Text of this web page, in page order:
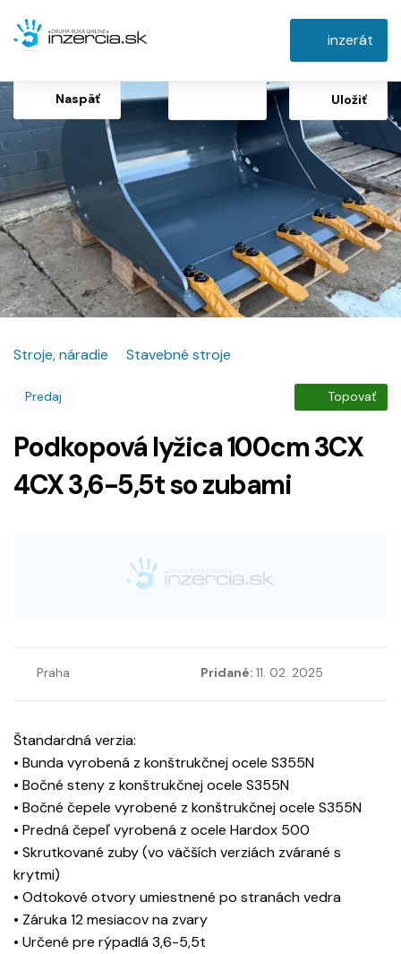
inzerát
Naspäť Uložiť
Stroje, náradie Stavebné stroje
Predaj Topovať
Podkopová lyžica 100cm 3CX
4CX 3,6-5,5t so zubami
Praha Pridané: 11. 02. 2025
Štandardná verzia:
• Bunda vyrobená z konštrukčnej ocele S355N
• Bočné steny z konštrukčnej ocele S355N
• Bočné čepele vyrobené z konštrukčnej ocele S355N
• Predná čepeľ vyrobená z ocele Hardox 500
• Skrutkované zuby (vo väčších verziách zvárané s
krytmi)
• Odtokové otvory umiestnené po stranách vedra
• Záruka 12 mesiacov na zvary
• Určené pre rýpadlá 3,6-5,5t